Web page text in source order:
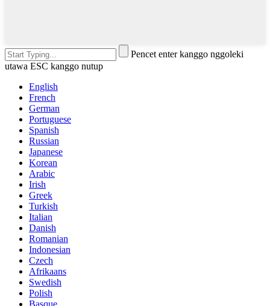
Pencet enter kanggo nggoleki
utawa ESC kanggo nutup
English
French
German
Portuguese
Spanish
Russian
Japanese
Korean
Arabic
Irish
Greek
Turkish
Italian
Danish
Romanian
Indonesian
Czech
Afrikaans
Swedish
Polish
Basque